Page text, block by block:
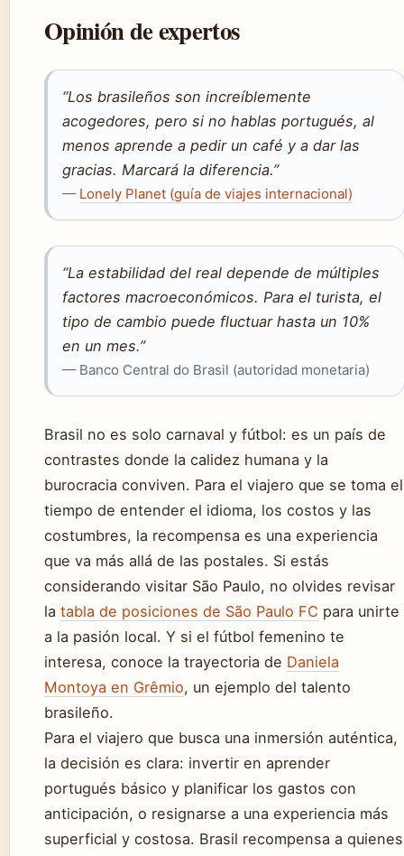
Opinión de expertos
“Los brasileños son increíblemente
acogedores, pero si no hablas portugués, al
menos aprende a pedir un café y a dar las
gracias. Marcará la diferencia.”
— Lonely Planet (guía de viajes internacional)
“La estabilidad del real depende de múltiples
factores macroeconómicos. Para el turista, el
tipo de cambio puede fluctuar hasta un 10%
en un mes.”
— Banco Central do Brasil (autoridad monetaria)
Brasil no es solo carnaval y fútbol: es un país de
contrastes donde la calidez humana y la
burocracia conviven. Para el viajero que se toma el
tiempo de entender el idioma, los costos y las
costumbres, la recompensa es una experiencia
que va más allá de las postales. Si estás
considerando visitar São Paulo, no olvides revisar
la tabla de posiciones de São Paulo FC para unirte
a la pasión local. Y si el fútbol femenino te
interesa, conoce la trayectoria de Daniela
Montoya en Grêmio, un ejemplo del talento
brasileño.
Para el viajero que busca una inmersión auténtica,
la decisión es clara: invertir en aprender
portugués básico y planificar los gastos con
anticipación, o resignarse a una experiencia más
superficial y costosa. Brasil recompensa a quienes